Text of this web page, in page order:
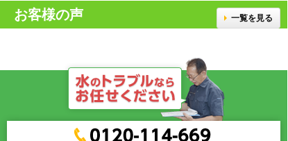
お客様の声 一覧を見る